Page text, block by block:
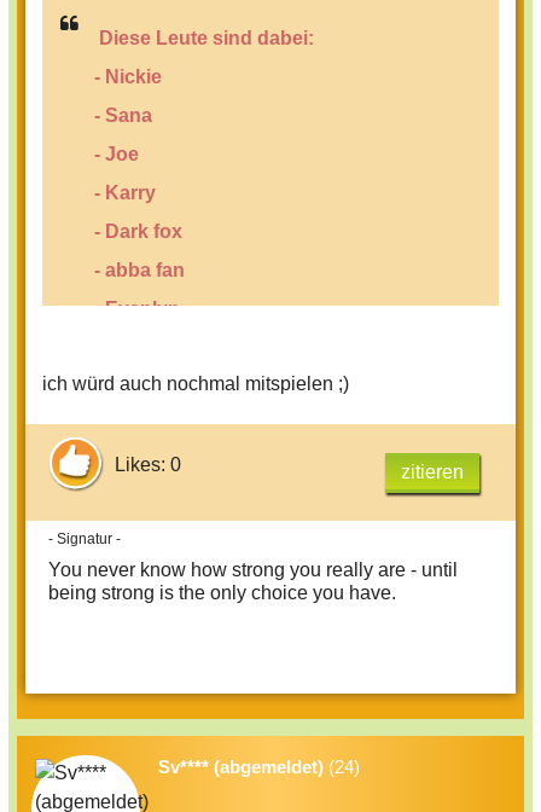
Diese Leute sind dabei:
- Nickie
- Sana
- Joe
- Karry
- Dark fox
- abba fan
- Evanlyn
- LeniiMausii
Es fehlen also noch ein paar Teilnehmer.
Bitte meldet euch bei Interesse ! :)
ich würd auch nochmal mitspielen ;)
Likes: 0 zitieren
- Signatur -
You never know how strong you really are - until
being strong is the only choice you have.
Sv**** (abgemeldet) (24)